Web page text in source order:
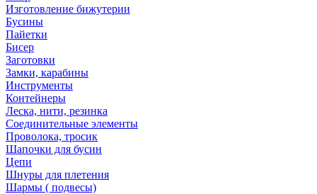
Изготовление бижутерии
Бусины
Пайетки
Бисер
Заготовки
Замки, карабины
Инструменты
Контейнеры
Леска, нити, резинка
Соединительные элементы
Проволока, тросик
Шапочки для бусин
Цепи
Шнуры для плетения
Шармы ( подвесы)